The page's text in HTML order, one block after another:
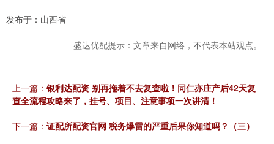
发布于：山西省
盛达优配提示：文章来自网络，不代表本站观点。
上一篇： 银利达配资 别再拖着不去复查啦！同仁亦庄产后42天复
查全流程攻略来了，挂号、项目、注意事项一次讲清！
下一篇： 证配所配资官网 税务爆雷的严重后果你知道吗？（三）